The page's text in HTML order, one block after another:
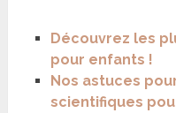
Découvrez les
pour enfants !
Nos astuces
scientifiques